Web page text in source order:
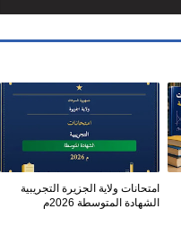
امتحانات ولاية الجزيرة التجريبية
الشهادة المتوسطة 2026م